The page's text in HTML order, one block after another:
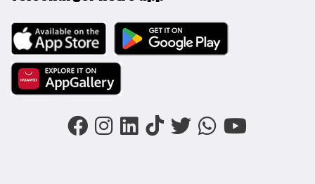
Image Image
Image